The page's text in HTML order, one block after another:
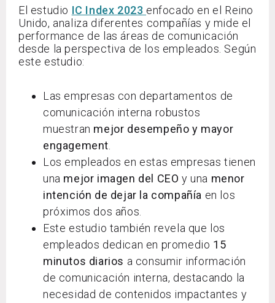
El estudio IC Index 2023 enfocado en el Reino
Unido, analiza diferentes compañías y mide el
performance de las áreas de comunicación
desde la perspectiva de los empleados. Según
este estudio:
Las empresas con departamentos de
comunicación interna robustos
muestran mejor desempeño y mayor
engagement
Los empleados en estas empresas tienen
una mejor imagen del CEO y una menor
intención de dejar la compañía en los
próximos dos años.
Este estudio también revela que los
empleados dedican en promedio 15
minutos diarios a consumir información
de comunicación interna, destacando la
necesidad de contenidos impactantes y